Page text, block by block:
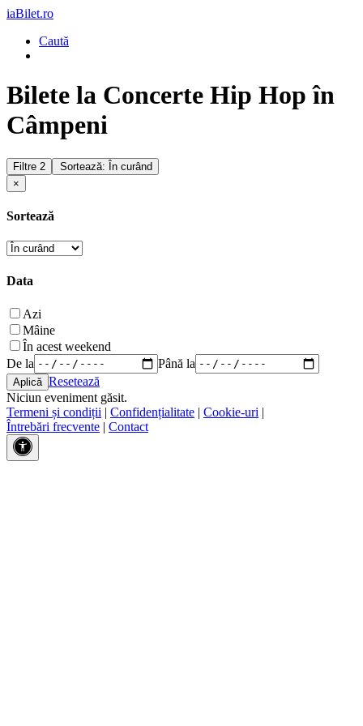
iaBilet.ro
Caută
Bilete la Concerte Hip Hop în
Câmpeni
Filtre 2
Sortează: În curând
×
Sortează
Data
Azi
Mâine
În acest weekend
De la
Până la
Resetează
Niciun eveniment găsit.
Termeni și condiții | Confidențialitate | Cookie-uri |
Întrebări frecvente | Contact